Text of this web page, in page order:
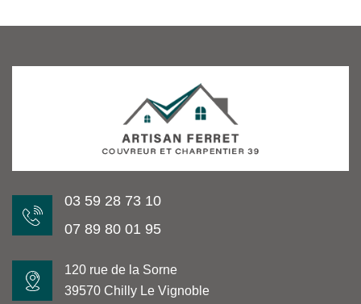
03 59 28 73 10
07 89 80 01 95
120 rue de la Sorne
39570 Chilly Le Vignoble